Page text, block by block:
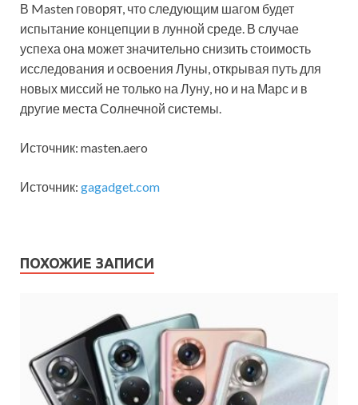
В Masten говорят, что следующим шагом будет
испытание концепции в лунной среде. В случае
успеха она может значительно снизить стоимость
исследования и освоения Луны, открывая путь для
новых миссий не только на Луну, но и на Марс и в
другие места Солнечной системы.
Источник: masten.aero
Источник: gagadget.com
ПОХОЖИЕ ЗАПИСИ